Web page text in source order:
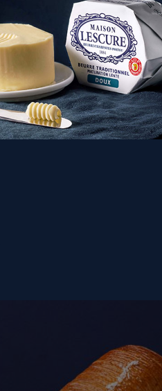
pendant 22 minutes. Démoulez.